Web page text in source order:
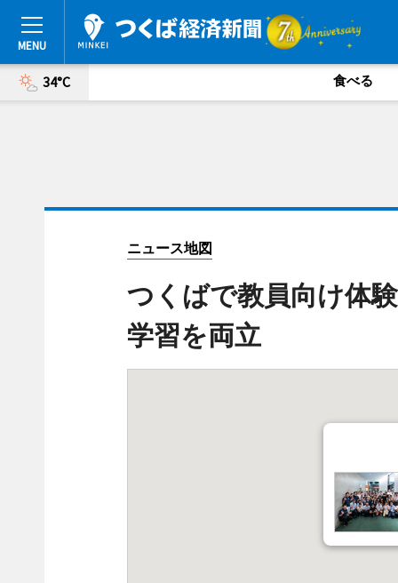
34°C 食べる
ニュース地図
つくばで教員向け体
学習を両立